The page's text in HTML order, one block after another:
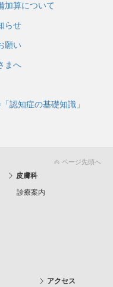
加算について
らせ
願い
まへ
認知症の基礎知識」
ページ先頭へ
皮膚科
診療案内
アクセス